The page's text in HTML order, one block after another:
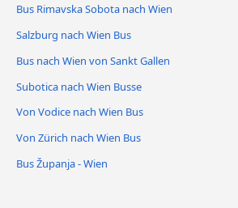
Bus Rimavska Sobota nach Wien
Salzburg nach Wien Bus
Bus nach Wien von Sankt Gallen
Subotica nach Wien Busse
Von Vodice nach Wien Bus
Von Zürich nach Wien Bus
Bus Županja - Wien